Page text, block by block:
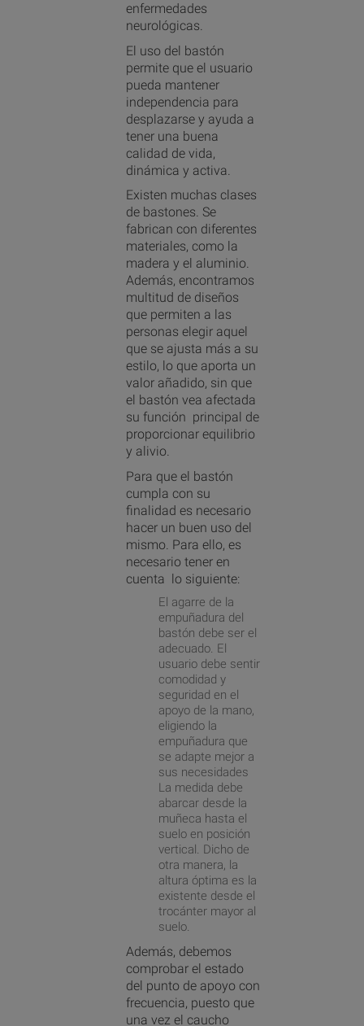
enfermedades
neurológicas.
El uso del bastón
permite que el usuario
pueda mantener
independencia para
desplazarse y ayuda a
tener una buena
calidad de vida,
dinámica y activa.
Existen muchas clases
de bastones. Se
fabrican con diferentes
materiales, como la
madera y el aluminio.
Además, encontramos
multitud de diseños
que permiten a las
personas elegir aquel
que se ajusta más a su
estilo, lo que aporta un
valor añadido, sin que
el bastón vea afectada
su función principal de
proporcionar equilibrio
y alivio.
Para que el bastón
cumpla con su
finalidad es necesario
hacer un buen uso del
mismo. Para ello, es
necesario tener en
cuenta lo siguiente:
El agarre de la
empuñadura del
bastón debe ser el
adecuado. El
usuario debe sentir
comodidad y
seguridad en el
apoyo de la mano,
eligiendo la
empuñadura que
se adapte mejor a
sus necesidades
La medida debe
abarcar desde la
muñeca hasta el
suelo en posición
vertical. Dicho de
otra manera, la
altura óptima es la
existente desde el
trocánter mayor al
suelo.
Además, debemos
comprobar el estado
del punto de apoyo con
frecuencia, puesto que
una vez el caucho